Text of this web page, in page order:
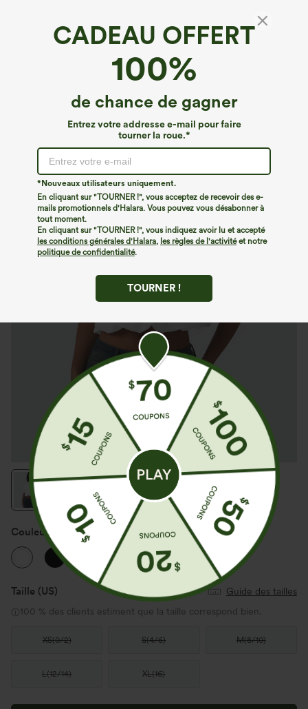
CADEAU OFFERT
100%
de chance de gagner
Entrez votre addresse e-mail pour faire
tourner la roue.*
*Nouveaux utilisateurs uniquement.
En cliquant sur "TOURNER !", vous acceptez de recevoir des e-
mails promotionnels d'Halara. Vous pouvez vous désabonner à
tout moment.
En cliquant sur "TOURNER !", vous indiquez avoir lu et accepté
les conditions générales d'Halara, les règles de l'activitéet notre
politique de confidentialité.
TOURNER !
Top décontracté déperlant et résistant, à col
rond, manches courtes et ourlet bouffant
€31,95 EUR
Couleur Blanc
Taille (US)
Guide des tailles
100 % des clients estiment que la taille correspond bien.
XS(0/2) S(4/6) M(8/10)
L(12/14) XL(16)